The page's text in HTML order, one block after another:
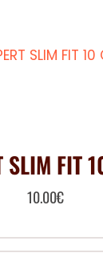
SLIM FIT
10.00€